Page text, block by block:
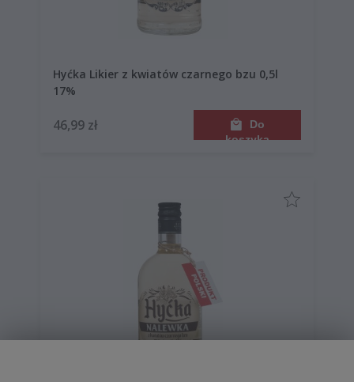
Hyćka Likier z kwiatów czarnego bzu 0,5l
17%
46,99 zł
Do
koszyka